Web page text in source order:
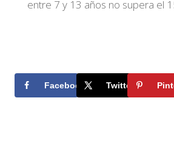
entre 7 y 13 años no supera el
Facebook Twitter